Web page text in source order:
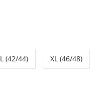
L (42/44) XL (46/48)